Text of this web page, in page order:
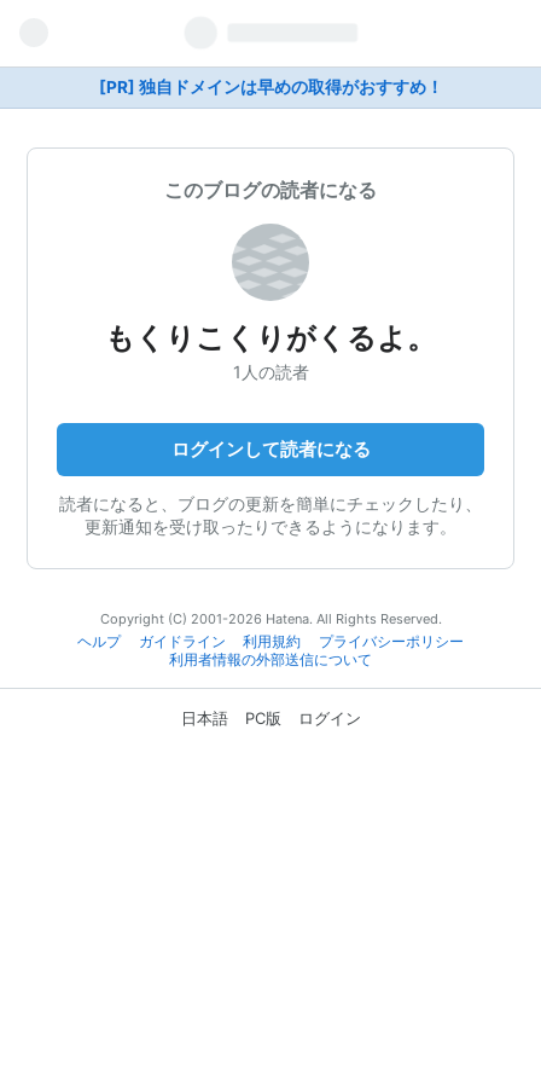
[PR] 独自ドメインは早めの取得がおすすめ！
このブログの読者になる
もくりこくりがくるよ。
1人の読者
ログインして読者になる
読者になると、ブログの更新を簡単にチェックしたり、
更新通知を受け取ったりできるようになります。
Copyright (C) 2001-2026 Hatena. All Rights Reserved.
ヘルプ
ガイドライン 利用規約
プライバシーポリシー
利用者情報の外部送信について
日本語 PC版 ログイン